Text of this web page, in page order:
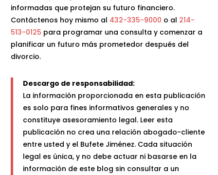
informadas que protejan su futuro financiero.
Contáctenos hoy mismo al 432-335-9000 o al 214-
513-0125 para programar una consulta y comenzar a
planificar un futuro más prometedor después del
divorcio.
Descargo de responsabilidad:
La información proporcionada en esta publicación
es solo para fines informativos generales y no
constituye asesoramiento legal. Leer esta
publicación no crea una relación abogado-cliente
entre usted y el Bufete Jiménez. Cada situación
legal es única, y no debe actuar ni basarse en la
información de este blog sin consultar a un